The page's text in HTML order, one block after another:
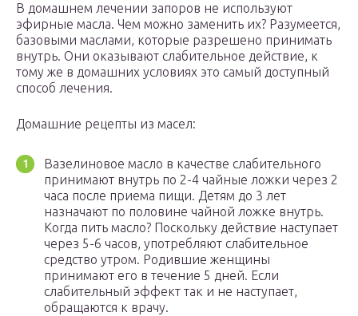
В домашнем лечении запоров не используют
эфирные масла. Чем можно заменить их? Разумеется,
базовыми маслами, которые разрешено принимать
внутрь. Они оказывают слабительное действие, к
тому же в домашних условиях это самый доступный
способ лечения.
Домашние рецепты из масел:
Вазелиновое масло в качестве слабительного
принимают внутрь по 2-4 чайные ложки через 2
часа после приема пищи. Детям до 3 лет
назначают по половине чайной ложке внутрь.
Когда пить масло? Поскольку действие наступает
через 5-6 часов, употребляют слабительное
средство утром. Родившие женщины
принимают его в течение 5 дней. Если
слабительный эффект так и не наступает,
обращаются к врачу.